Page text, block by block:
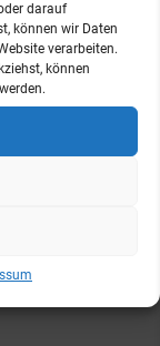
darauf
können wir Daten
verarbeiten.
können
BGH
anregen.
der